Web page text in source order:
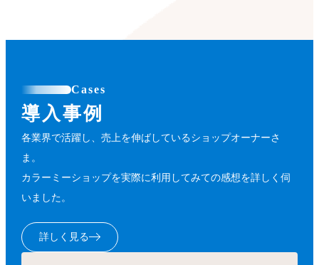
Cases
導入事例
各業界で活躍し、売上を伸ばしているショップオーナーさ
ま。
カラーミーショップを実際に利用してみての感想を詳しく伺
いました。
詳しく見る